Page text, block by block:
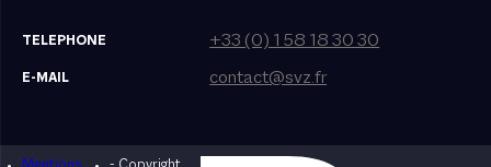
TELEPHONE +33 (0) 1 58 18 30 30
E-MAIL contact@svz.fr